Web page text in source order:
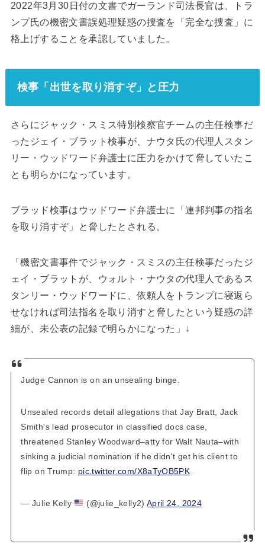
2022年3月30日付の文書でガーランド司法長官は、トラ
ンプ氏の機密文書誤処理疑惑の捜査を「完全な捜査」に
格上げすることを承認していました。
検事「出世を取り消すぞ」と圧力
さらにジャック・スミス特別検察官チームの主任検事だ
ったジェイ・ブラット検事が、ナウタ氏の代理人スタン
リー・ウッドワード弁護士に圧力をかけて脅していたこ
とも明らかになっています。
ブラッド検事はウッドワード弁護士に「連邦判事の指名
を取り消すぞ」と脅したとされる。
「機密文書事件でジャック・スミスの主任検事だったジ
ェイ・ブラットが、ウォルト・ナウタの代理人であるス
タンリー・ウッドワードに、依頼人をトランプに寝返ら
せなければ司法指名を取り消すと脅したという疑惑の詳
細が、未公表の記録で明らかになった」↓
Judge Cannon is on an unsealing binge.
Unsealed records detail allegations that Jay Bratt, Jack
Smith's lead prosecutor in classified docs case,
threatened Stanley Woodward–atty for Walt Nauta–with
sinking a judicial nomination if he didn't get his client to
flip on Trump: pic.twitter.com/X8aTyOB5PK
— Julie Kelly (@julie_kelly2) April 24, 2024